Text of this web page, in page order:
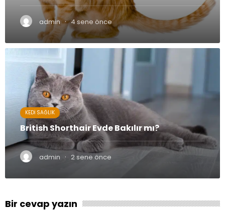
admin · 4 sene önce
KEDI SAĞLIK
British Shorthair Evde Bakılır mı?
admin · 2 sene önce
Bir cevap yazın